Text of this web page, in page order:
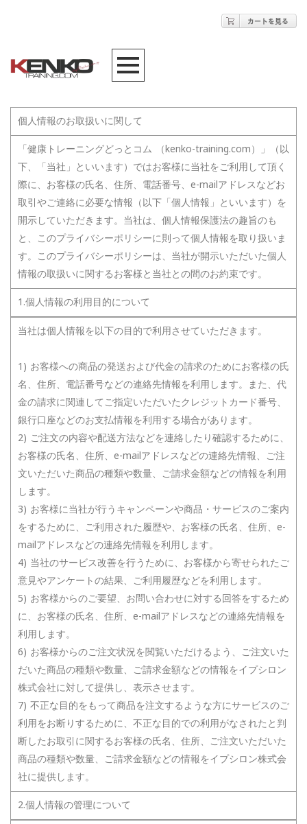
個人情報のお取扱いに関して
「健康トレーニングどっとコム （kenko-training.com）」（以
下、「当社」といいます）ではお客様に当社をご利用して頂く
際に、お客様の氏名、住所、電話番号、e-mailアドレスなどお
取引やご連絡に必要な情報（以下「個人情報」といいます）を
開示していただきます。当社は、個人情報保護法の趣旨のも
と、このプライバシーポリシーに則って個人情報を取り扱いま
す。このプライバシーポリシーは、当社が開示いただいた個人
情報の取扱いに関するお客様と当社との間のお約束です。
1.個人情報の利用目的について
当社は個人情報を以下の目的で利用させていただきます。
1) お客様への商品の発送および代金の請求のためにお客様の氏
名、住所、電話番号などの連絡先情報を利用します。また、代
金の請求に関連してご指定いただいたクレジットカード番号、
銀行口座などのお支払情報を利用する場合があります。
2) ご注文の内容や配送方法などを連絡したり確認するために、
お客様の氏名、住所、e-mailアドレスなどの連絡先情報、ご注
文いただいた商品の種類や数量、ご請求金額などの情報を利用
します。
3) お客様に当社が行うキャンペーンや商品・サービスのご案内
をするために、ご利用された履歴や、お客様の氏名、住所、e-
mailアドレスなどの連絡先情報を利用します。
4) 当社のサービス改善を行うために、お客様から寄せられたご
意見やアンケートの結果、ご利用履歴などを利用します。
5) お客様からのご要望、お問い合わせに対する回答をするため
に、お客様の氏名、住所、e-mailアドレスなどの連絡先情報を
利用します。
6) お客様からのご注文状況を閲覧いただけるよう、ご注文いた
だいた商品の種類や数量、ご請求金額などの情報をイプシロン
株式会社に対して提供し、表示させます。
7) 不正な目的をもって商品を注文するような方にサービスのご
利用をお断りするために、不正な目的での利用がなされたと判
断したお取引に関するお客様の氏名、住所、ご注文いただいた
商品の種類や数量、ご請求金額などの情報をイプシロン株式会
社に提供します。
2.個人情報の管理について